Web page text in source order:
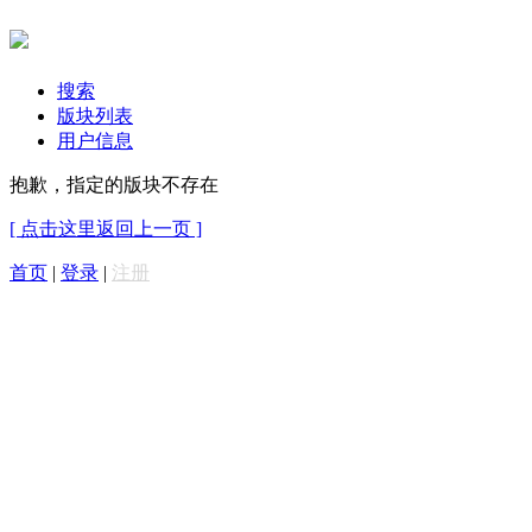
搜索
版块列表
用户信息
抱歉，指定的版块不存在
[ 点击这里返回上一页 ]
首页 | 登录 | 注册